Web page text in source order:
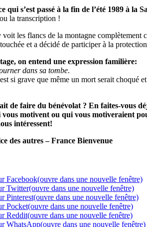
qui s’est passé à la fin de l’été 1989 à la
la transcription !
voit les flancs de la montagne complètement
et a décidé de participer à la
on entend une expression familière:
dans sa tombe.
si grave que même un mort serait choqué
de faire du bénévolat ? En faites-vous
vous motivent ou qui vous motiveraient
intéressent!
des autres – France Bienvenue
Facebook(ouvre dans une nouvelle fenêtre)
Twitter(ouvre dans une nouvelle fenêtre)
Pinterest(ouvre dans une nouvelle fenêtre)
Pocket(ouvre dans une nouvelle fenêtre)
Reddit(ouvre dans une nouvelle fenêtre)
WhatsApp(ouvre dans une nouvelle fenêtre)